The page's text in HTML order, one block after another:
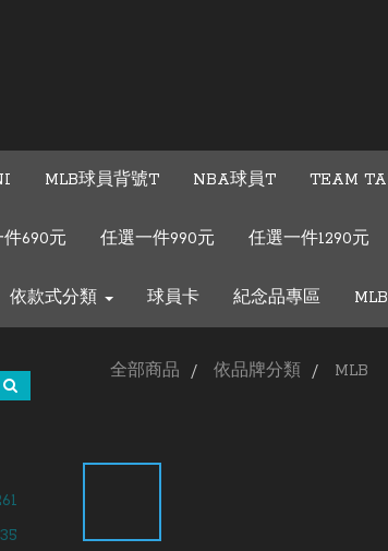
MLB球員背號T NBA球員T TEAM
690元 任選一件990元 任選一件1290元
依款式分類 球員卡 紀念品專區
35
全部商品 依品牌分類 MLB